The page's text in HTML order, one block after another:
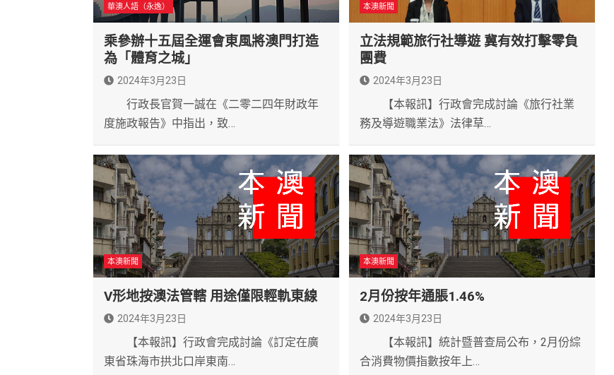
華澳人語（永逸）
乘參辦十五屆全運會東風將澳門打造
為「體育之城」
2024年3月23日
行政長官賀一誠在《二零二四年財政年
度施政報告》中指出，致…
本澳新聞
立法規範旅行社導遊 冀有效打擊零負
團費
2024年3月23日
【本報訊】行政會完成討論《旅行社業
務及導遊職業法》法律草…
本澳新聞
V形地按澳法管轄 用途僅限輕軌東線
2024年3月23日
【本報訊】行政會完成討論《訂定在廣
東省珠海市拱北口岸東南…
本澳新聞
2月份按年通脹1.46%
2024年3月23日
【本報訊】統計暨普查局公布，2月份綜
合消費物價指數按年上…